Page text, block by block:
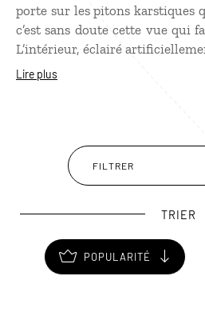
porte sur les pitons karstiques
c’est sans doute cette vue qui
L’intérieur, éclairé
situation de la grotte en
Lire plus
FILTRER
TRIER
POPULARITÉ